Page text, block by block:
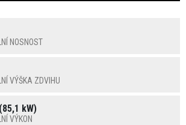
NOSNOST
VÝŠKA ZDVIHU
kW)
VÝKON